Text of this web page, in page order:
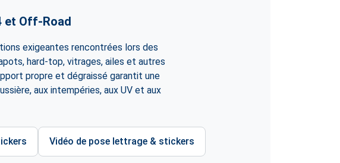
et Off-Road
exigeantes rencontrées lors des
hard-top, vitrages, ailes et autres
propre et dégraissé garantit une
aux intempéries, aux UV et aux
Vidéo de pose lettrage & stickers